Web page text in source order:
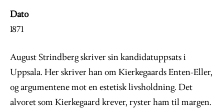
Dato
1871
August Strindberg skriver sin kandidatuppsats i
Uppsala. Her skriver han om Kierkegaards Enten-Eller,
og argumentene mot en estetisk livsholdning. Det
alvoret som Kierkegaard krever, ryster ham til margen.